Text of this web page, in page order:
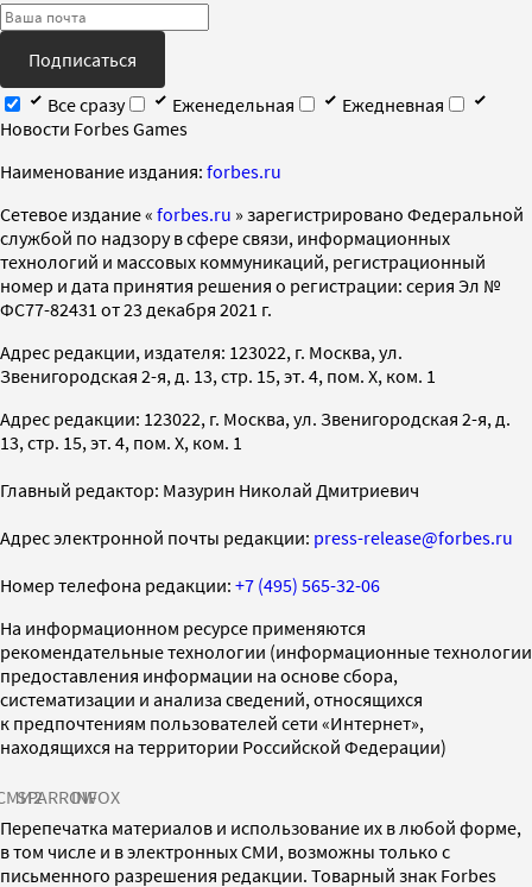
Подписаться
Все сразу
Еженедельная
Ежедневная
Новости Forbes Games
Наименование издания: forbes.ru
Cетевое издание « forbes.ru » зарегистрировано Федеральной
службой по надзору в сфере связи, информационных
технологий и массовых коммуникаций, регистрационный
номер и дата принятия решения о регистрации: серия Эл №
ФС77-82431 от 23 декабря 2021 г.
Адрес редакции, издателя: 123022, г. Москва, ул.
Звенигородская 2-я, д. 13, стр. 15, эт. 4, пом. X, ком. 1
Адрес редакции: 123022, г. Москва, ул. Звенигородская 2-я, д.
13, стр. 15, эт. 4, пом. X, ком. 1
Главный редактор: Мазурин Николай Дмитриевич
Адрес электронной почты редакции: press-release@forbes.ru
Номер телефона редакции: +7 (495) 565-32-06
На информационном ресурсе применяются
рекомендательные технологии (информационные технологии
предоставления информации на основе сбора,
систематизации и анализа сведений, относящихся
к предпочтениям пользователей сети «Интернет»,
находящихся на территории Российской Федерации)
SPARROWINFOX
Перепечатка материалов и использование их в любой форме,
в том числе и в электронных СМИ, возможны только с
письменного разрешения редакции. Товарный знак Forbes